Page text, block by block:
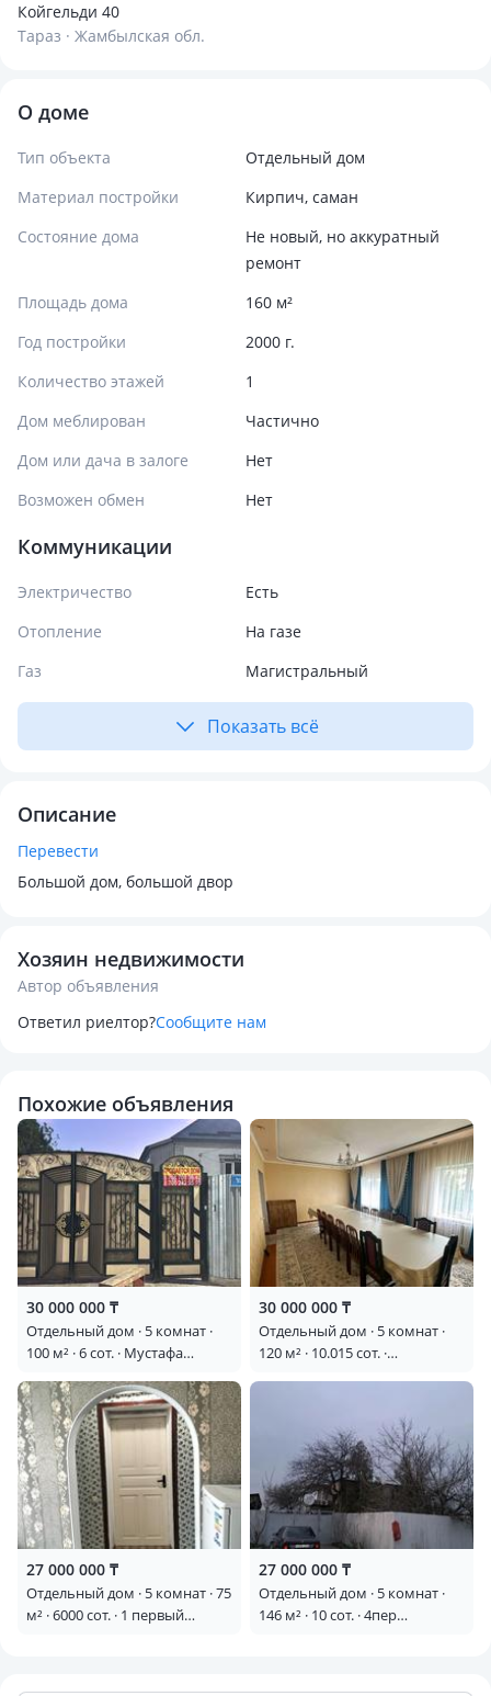
Койгельди 40
Тараз · Жамбылская обл.
О доме
Тип объекта
Отдельный дом
Материал постройки
Кирпич, саман
Состояние дома
Не новый, но аккуратный
ремонт
Площадь дома
160 м²
Год постройки
2000 г.
Количество этажей
1
Дом меблирован
Частично
Дом или дача в залоге
Нет
Возможен обмен
Нет
Коммуникации
Электричество
Есть
Отопление
На газе
Газ
Магистральный
Показать всё
Описание
Перевести
Большой дом, большой двор
Хозяин недвижимости
Автор объявления
Ответил риелтор?Сообщите нам
Похожие объявления
30 000 000 ₸
Отдельный дом · 5 комнат ·
100 м² · 6 сот. · Мустафа
30 000 000 ₸
Отдельный дом · 5 комнат ·
120 м² · 10.015 сот. ·
27 000 000 ₸
Отдельный дом · 5 комнат · 75
м² · 6000 сот. · 1 первый
27 000 000 ₸
Отдельный дом · 5 комнат ·
146 м² · 10 сот. · 4пер